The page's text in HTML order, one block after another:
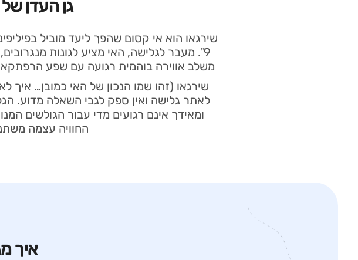
גן העדן
שירגאו הוא אי קסום שהפך ליעד מוביל
9". מעבר לגלישה, האי מציע לגונות
משלב אווירה בוהמית רגועה עם שפע
שירגאו (זהו שמו הנכון של האי כמובן… איך
לאתר גלישה ואין ספק לגבי השאלה מדוע.
ומאידך אינם רגועים מדי עבור הגולשים
החוויה עצמה
איך